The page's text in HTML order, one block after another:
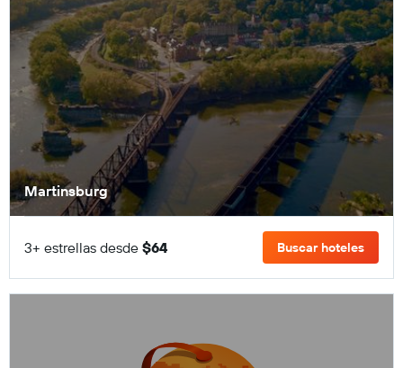
Martinsburg
3+ estrellas desde $64 Buscar hoteles